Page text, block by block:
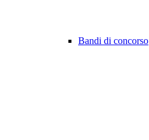
Bandi di concorso